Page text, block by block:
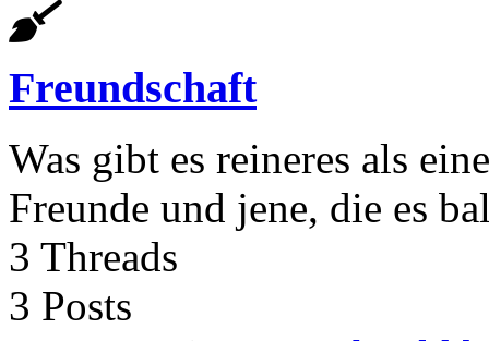
Freundschaft
Was gibt es reineres als
Freunde und jene, die es
3 Threads
3 Posts